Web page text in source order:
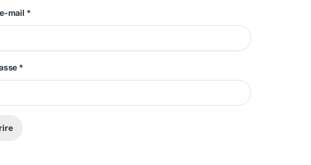
mail *Obligatoire
*